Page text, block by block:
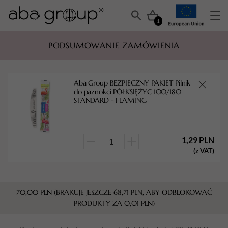
1
PODSUMOWANIE ZAMÓWIENIA
Aba Group BEZPIECZNY PAKIET Pilnik
do paznokci PÓŁKSIĘŻYC 100/180
STANDARD - FLAMING
PAKIET
Pilnik
1,29 PLN
(z VAT)
70,00 PLN (BRAKUJE JESZCZE 68,71 PLN, ABY ODBLOKOWAĆ
PRODUKTY ZA 0,01 PLN)